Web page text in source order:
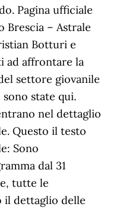
Pagina ufficiale
Brescia – Astrale
Botturi e
ad affrontare la
settore giovanile
state qui.
nel dettaglio
Questo il testo
Sono
dal 31
tutte le
il dettaglio delle